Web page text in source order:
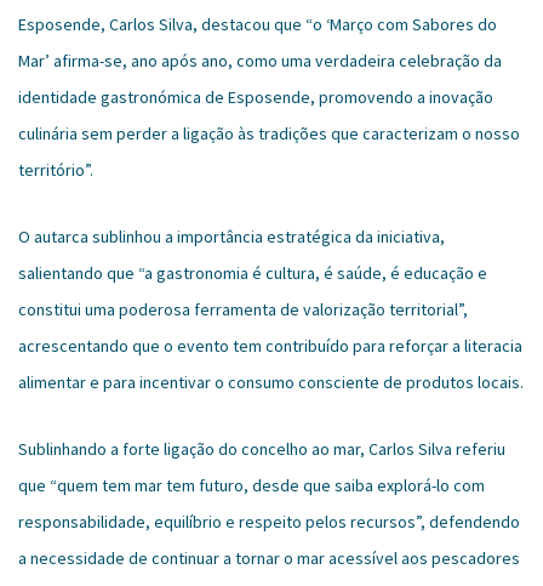
Esposende, Carlos Silva, destacou que “o ‘Março com Sabores do
Mar’ afirma-se, ano após ano, como uma verdadeira celebração da
identidade gastronómica de Esposende, promovendo a inovação
culinária sem perder a ligação às tradições que caracterizam o nosso
território”.
O autarca sublinhou a importância estratégica da iniciativa,
salientando que “a gastronomia é cultura, é saúde, é educação e
constitui uma poderosa ferramenta de valorização territorial”,
acrescentando que o evento tem contribuído para reforçar a literacia
alimentar e para incentivar o consumo consciente de produtos locais.
Sublinhando a forte ligação do concelho ao mar, Carlos Silva referiu
que “quem tem mar tem futuro, desde que saiba explorá-lo com
responsabilidade, equilíbrio e respeito pelos recursos”, defendendo
a necessidade de continuar a tornar o mar acessível aos pescadores